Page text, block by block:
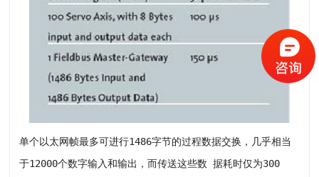
单个以太网帧最多可进行1486字节的过程数据交换，几乎相当
于12000个数字输入和输出，而传送这些数 据耗时仅为300